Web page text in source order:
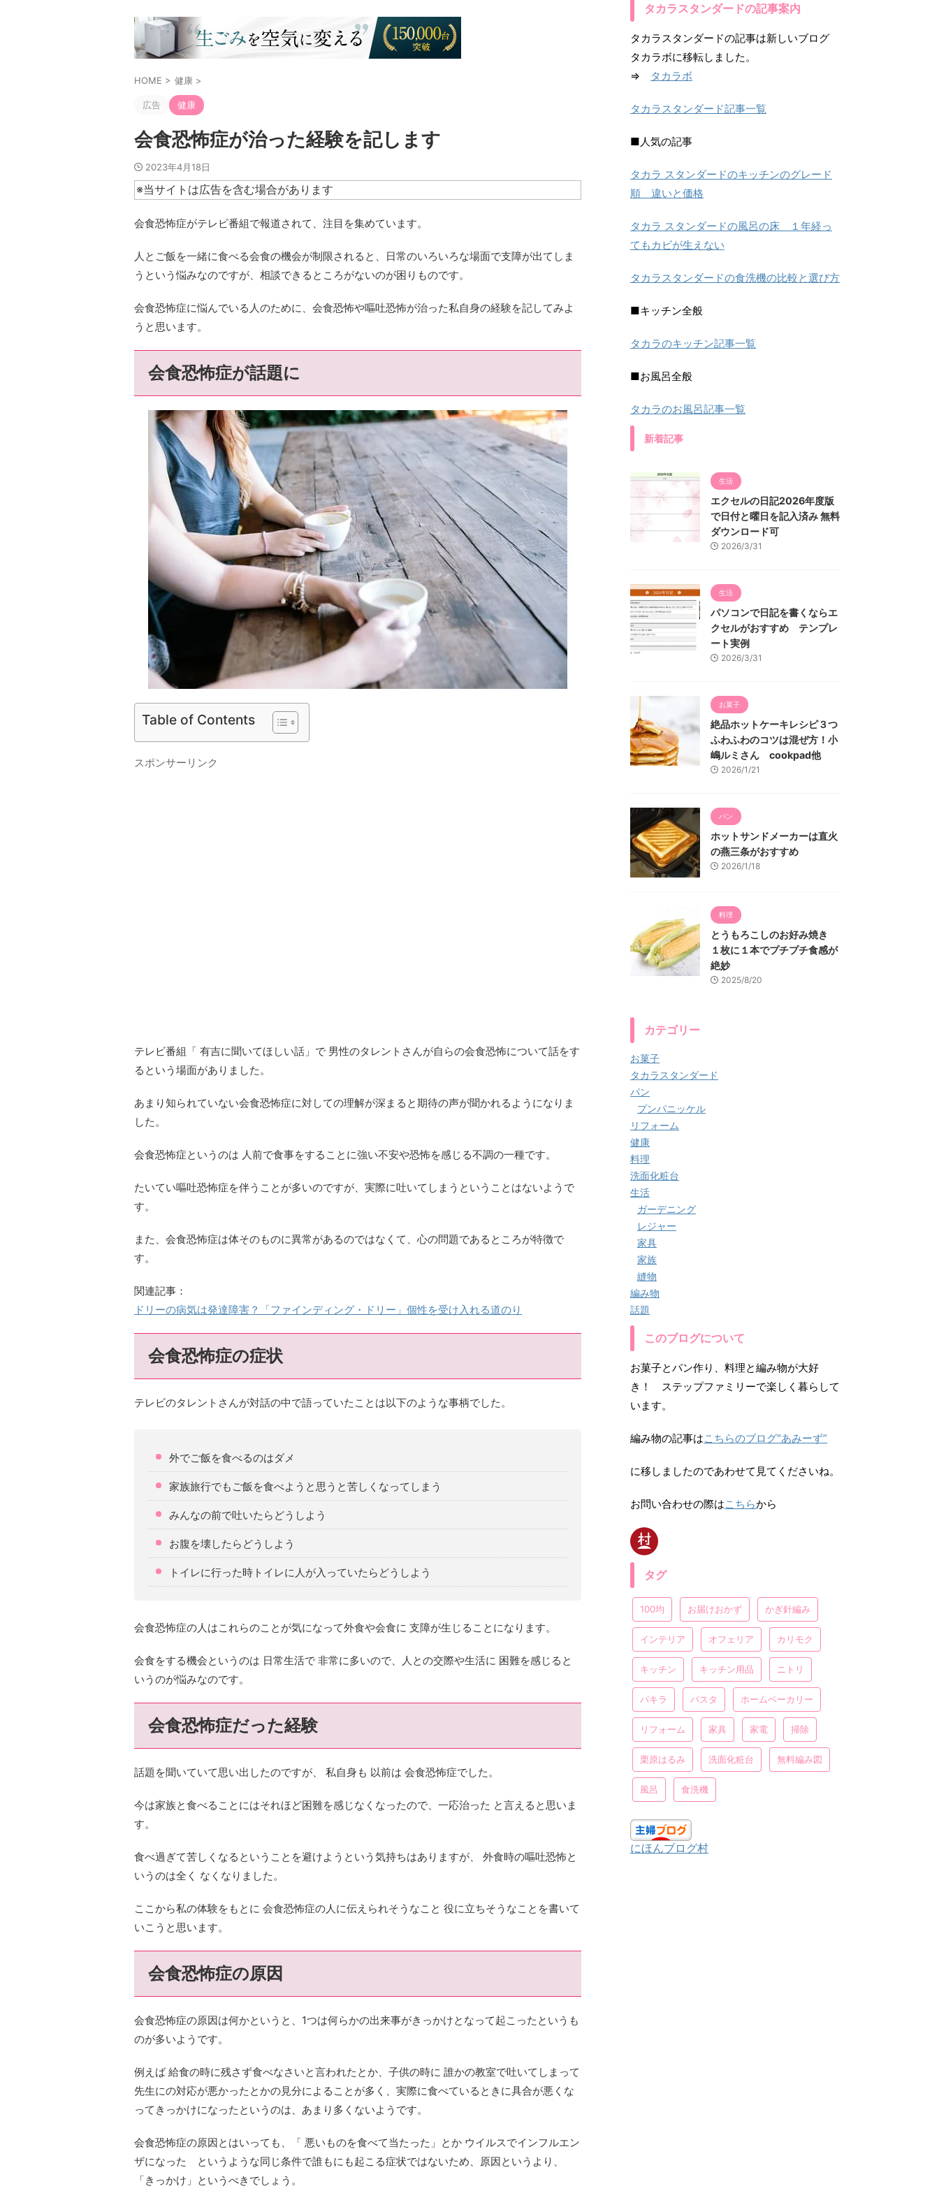
HOME > 健康 >
広告 健康
会食恐怖症が治った経験を記します
2023年4月18日
※当サイトは広告を含む場合があります
会食恐怖症がテレビ番組で報道されて、注目を集めています。
人とご飯を一緒に食べる会食の機会が制限されると、日常のいろいろな場面で支障が出てしま
うという悩みなのですが、相談できるところがないのが困りものです。
会食恐怖症に悩んでいる人のために、会食恐怖や嘔吐恐怖が治った私自身の経験を記してみよ
うと思います。
会食恐怖症が話題に
Table of Contents
スポンサーリンク
テレビ番組「 有吉に聞いてほしい話」で 男性のタレントさんが自らの会食恐怖について話をす
るという場面がありました。
あまり知られていない会食恐怖症に対しての理解が深まると期待の声が聞かれるようになりま
した。
会食恐怖症というのは 人前で食事をすることに強い不安や恐怖を感じる不調の一種です。
たいてい嘔吐恐怖症を伴うことが多いのですが、実際に吐いてしまうということはないようで
す。
また、会食恐怖症は体そのものに異常があるのではなくて、心の問題であるところが特徴で
す。
関連記事：
ドリーの病気は発達障害？「ファインディング・ドリー」個性を受け入れる道のり
会食恐怖症の症状
テレビのタレントさんが対話の中で語っていたことは以下のような事柄でした。
外でご飯を食べるのはダメ
家族旅行でもご飯を食べようと思うと苦しくなってしまう
みんなの前で吐いたらどうしよう
お腹を壊したらどうしよう
トイレに行った時トイレに人が入っていたらどうしよう
会食恐怖症の人はこれらのことが気になって外食や会食に 支障が生じることになります。
会食をする機会というのは 日常生活で 非常に多いので、人との交際や生活に 困難を感じると
いうのが悩みなのです。
会食恐怖症だった経験
話題を聞いていて思い出したのですが、 私自身も 以前は 会食恐怖症でした。
今は家族と食べることにはそれほど困難を感じなくなったので、一応治った と言えると思いま
す。
食べ過ぎて苦しくなるということを避けようという気持ちはありますが、 外食時の嘔吐恐怖と
いうのは全く なくなりました。
ここから私の体験をもとに 会食恐怖症の人に伝えられそうなこと 役に立ちそうなことを書いて
いこうと思います。
会食恐怖症の原因
会食恐怖症の原因は何かというと、1つは何らかの出来事がきっかけとなって起こったというも
のが多いようです。
例えば 給食の時に残さず食べなさいと言われたとか、子供の時に 誰かの教室で吐いてしまって
先生にの対応が悪かったとかの見分によることが多く、実際に食べているときに具合が悪くな
ってきっかけになったというのは、あまり多くないようです。
会食恐怖症の原因とはいっても、「 悪いものを食べて当たった」とか ウイルスでインフルエン
ザになった というような同じ条件で誰もにも起こる症状ではないため、原因というより、
「きっかけ」というべきでしょう。
タカラスタンダードの記事案内
タカラスタンダードの記事は新しいブログ
タカラボに移転しました。
⇒
タカラボ
タカラスタンダード記事一覧
■人気の記事
タカラ スタンダードのキッチンのグレード
順 違いと価格
タカラ スタンダードの風呂の床 １年経っ
てもカビが生えない
タカラスタンダードの食洗機の比較と選び方
■キッチン全般
タカラのキッチン記事一覧
■お風呂全般
タカラのお風呂記事一覧
新着記事
生活
エクセルの日記2026年度版
で日付と曜日を記入済み 無料
ダウンロード可
2026/3/31
生活
パソコンで日記を書くならエ
クセルがおすすめ テンプレ
ート実例
2026/3/31
お菓子
絶品ホットケーキレシピ３つ
ふわふわのコツは混ぜ方！小
嶋ルミさん cookpad他
2026/1/21
パン
ホットサンドメーカーは直火
の燕三条がおすすめ
2026/1/18
料理
とうもろこしのお好み焼き
１枚に１本でプチプチ食感が
絶妙
2025/8/20
カテゴリー
お菓子
タカラスタンダード
パン
プンパニッケル
リフォーム
健康
料理
洗面化粧台
生活
ガーデニング
レジャー
家具
家族
縫物
編み物
話題
このブログについて
お菓子とパン作り、料理と編み物が大好
き！ ステップファミリーで楽しく暮らして
います。
編み物の記事はこちらのブログ"あみーず”
に移しましたのであわせて見てくださいね。
お問い合わせの際はこちらから
タグ
100均 お届けおかず かぎ針編み
インテリア オフェリア カリモク
キッチン キッチン用品 ニトリ
パキラ パスタ ホームベーカリー
リフォーム 家具 家電 掃除
栗原はるみ 洗面化粧台 無料編み図
風呂 食洗機
にほんブログ村